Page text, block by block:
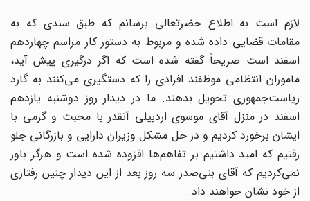
لازم است به اطلاع حضرتعالی برسانم که طبق سندی که به
مقامات قضایی داده شده و مربوط به دستور کار مراسم چهاردهم
اسفند است صریحاً گفته شده است که اگر درگیری پیش آید،
ماموران انتظامی موظفند افرادی را که دستگیری می‌کنند به گارد
ریاست‌جمهوری تحویل بدهند. ما در دیدار روز دوشنبه یازدهم
اسفند در منزل آقای موسوی اردبیلی آنقدر با محبت و گرمی با
ایشان برخورد کردیم و در حل مشکل وزیران دارایی و بازرگانی جلو
رفتیم که امید داشتیم بر تفاهم‌ها افزوده شده است و هرگز باور
نمی‌کردیم که آقای بنی‌صدر سه روز بعد از این دیدار چنین رفتاری
از خود نشان خواهند داد.